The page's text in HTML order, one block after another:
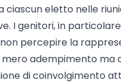
ciascun eletto nelle
I genitori, in
percepire la
adempimento ma
di coinvolgimento